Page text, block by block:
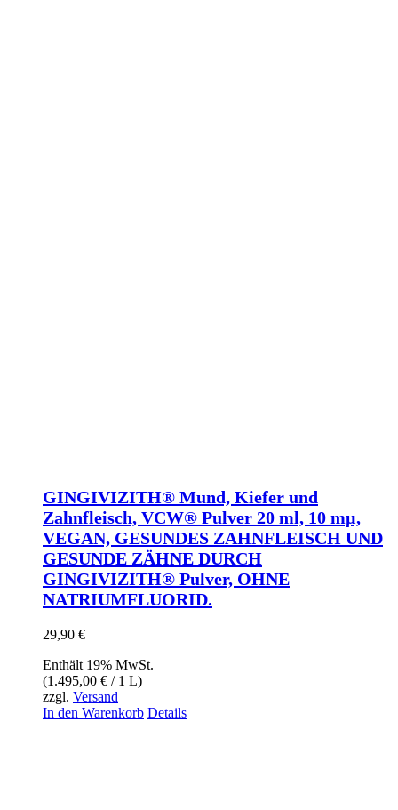
GINGIVIZITH® Mund, Kiefer und
Zahnfleisch, VCW® Pulver 20 ml, 10 mµ,
VEGAN, GESUNDES ZAHNFLEISCH UND
GESUNDE ZÄHNE DURCH
GINGIVIZITH® Pulver, OHNE
NATRIUMFLUORID.
29,90 €
Enthält 19% MwSt.
(1.495,00 € / 1 L)
zzgl. Versand
In den Warenkorb Details